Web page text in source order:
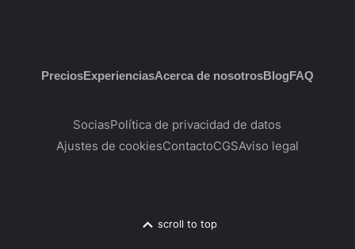
PreciosExperienciasAcerca de nosotrosBlogFAQ
SociasPolítica de privacidad de datos
Ajustes de cookiesContactoCGSAviso legal
scroll to top